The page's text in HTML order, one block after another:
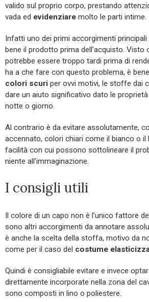
valido sul proprio corpo, prestando
vada ed evidenziare molto le parti intime.
Infatti uno dei primi accorgimenti principali
bene il prodotto prima dell’acquisto. Visto
potrebbe essere troppo tardi prima di
ha a che fare con questo problema, è
colori scuri per ovvi motivi, le stoffe dai
dare un aiuto significativo dato le
notte o giorno.
Al contrario è da evitare assolutamente,
accennato, colori chiari come il bianco o il
facilità con cui possono sottolineare il
niente all’immaginazione.
I consigli utili
Il colore di un capo non è l’unico fattore
sono altri accorgimenti da annotare
è anche la scelta della stoffa, motivo da
come per il caso del costume
Quindi è consigliabile evitare e invece
direttamente incorporate nella zona del
sono composti in lino o poliestere.